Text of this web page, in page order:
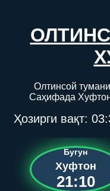
Олтинсой
Саҳифада Хуфтон
Ҳозирги вақт:
Бугун
Хуфтон
21:10